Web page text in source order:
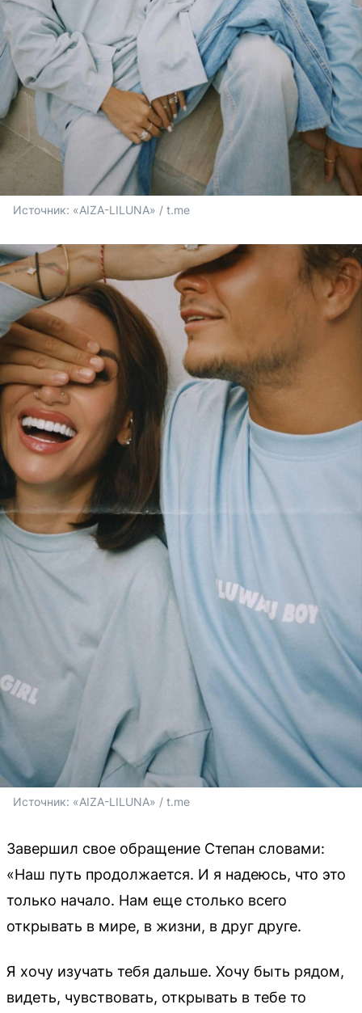
Источник: «AIZA-LILUNA» / t.me
Источник: «AIZA-LILUNA» / t.me
Завершил свое обращение Степан словами:
«Наш путь продолжается. И я надеюсь, что это
только начало. Нам еще столько всего
открывать в мире, в жизни, в друг друге.
Я хочу изучать тебя дальше. Хочу быть рядом,
видеть, чувствовать, открывать в тебе то